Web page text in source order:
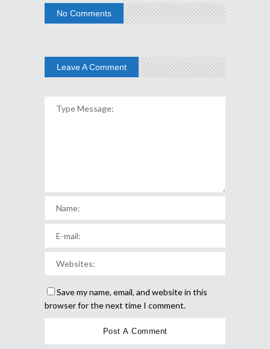
No Comments
Leave A Comment
Save my name, email, and website in this
browser for the next time I comment.